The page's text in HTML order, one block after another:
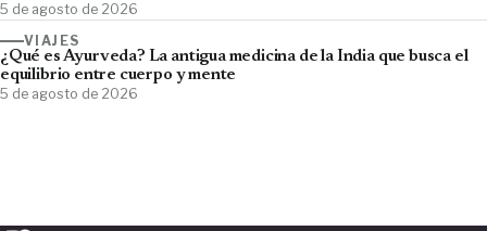
5 de agosto de 2026
VIAJES
¿Qué es Ayurveda? La antigua medicina de la India que busca el
equilibrio entre cuerpo y mente
5 de agosto de 2026